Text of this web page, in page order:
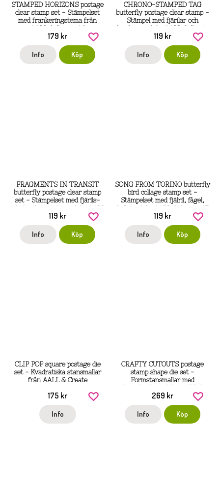
STAMPED HORIZONS postage
clear stamp set - Stämpelset
med frankeringstema från
AALL & Create A6
179 kr
Info Köp
CHRONO-STAMPED TAG
butterfly postage clear stamp -
Stämpel med fjärilar och
frankering från AALL & Create
A7
119 kr
Info Köp
FRAGMENTS IN TRANSIT
butterfly postage clear stamp
set - Stämpelset med fjärils-
och frankeringstema från AALL
& Create A7
119 kr
Info Köp
SONG FROM TORINO butterfly
bird collage stamp set -
Stämpelset med fjälril, fågel,
kollage från AALL & Create A7
119 kr
Info Köp
CLIP POP square postage die
set - Kvadratiska stansmallar
från AALL & Create
175 kr
Info
CRAFTY CUTOUTS postage
stamp shape die set -
Formstansmallar med
frimärkeskant från AALL &
Create
269 kr
Info Köp